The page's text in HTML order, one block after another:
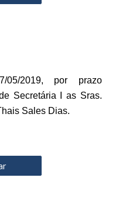
2019, por prazo
Secretária I as Sras.
Sales Dias.